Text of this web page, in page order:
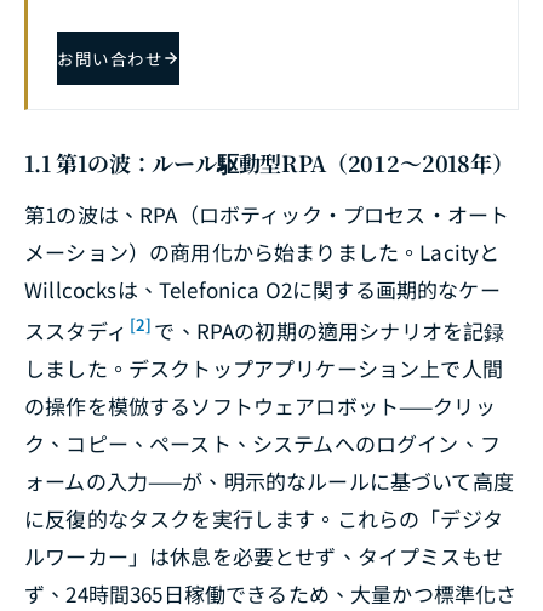
お問い合わせ
1.1 第1の波：ルール駆動型RPA（2012〜2018年）
第1の波は、RPA（ロボティック・プロセス・オート
メーション）の商用化から始まりました。Lacityと
Willcocksは、Telefonica O2に関する画期的なケー
ススタディ [2] で、RPAの初期の適用シナリオを記録
しました。デスクトップアプリケーション上で人間
の操作を模倣するソフトウェアロボット——クリッ
ク、コピー、ペースト、システムへのログイン、フ
ォームの入力——が、明示的なルールに基づいて高度
に反復的なタスクを実行します。これらの「デジタ
ルワーカー」は休息を必要とせず、タイプミスもせ
ず、24時間365日稼働できるため、大量かつ標準化さ